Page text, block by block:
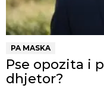
PA MASKA
Pse opozita i
dhjetor?